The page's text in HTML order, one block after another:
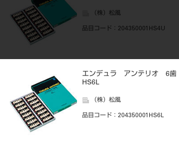
（株）松風
品目コード ：204350001HS4U
エンデュラ アンテリオ 6
HS6L
（株）松風
品目コード ：204350001HS6L